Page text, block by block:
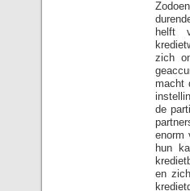
helft
zich
macht
de
enorm
hun
en